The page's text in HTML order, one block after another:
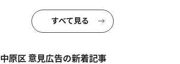
すべて見る
中原区 意見広告の新着記事